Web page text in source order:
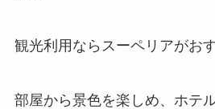
観光利用ならスーペリアがお
部屋から景色を楽しめ、ホテ